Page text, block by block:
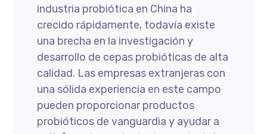
industria probiótica en China ha
crecido rápidamente, todavía existe
una brecha en la investigación y
desarrollo de cepas probióticas de alta
calidad. Las empresas extranjeras con
una sólida experiencia en este campo
pueden proporcionar productos
probióticos de vanguardia y ayudar a